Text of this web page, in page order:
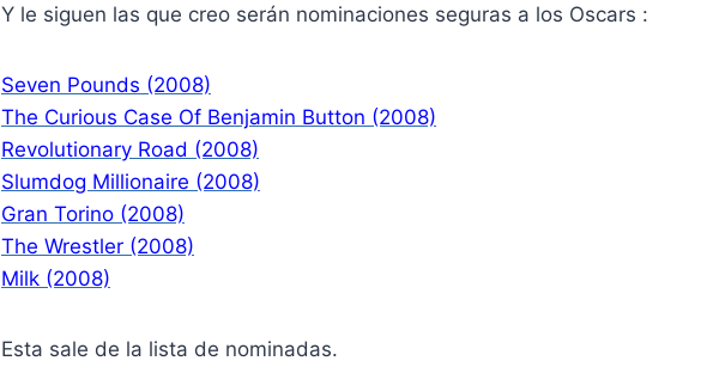
Y le siguen las que creo serán nominaciones seguras a los Oscars :
Seven Pounds (2008)
The Curious Case Of Benjamin Button (2008)
Revolutionary Road (2008)
Slumdog Millionaire (2008)
Gran Torino (2008)
The Wrestler (2008)
Milk (2008)
Esta sale de la lista de nominadas.